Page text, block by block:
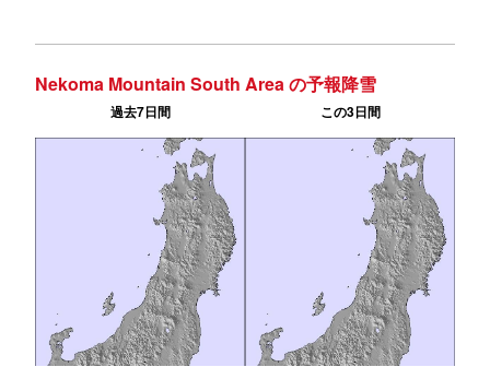
Nekoma Mountain South Area の予報降雪
過去7日間 この3日間